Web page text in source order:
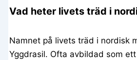
Vad heter livets träd i
Namnet på livets träd i nordisk
Yggdrasil. Ofta avbildad som